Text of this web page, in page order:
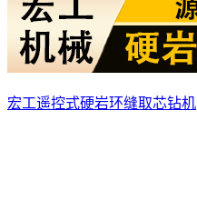
宏工遥控式硬岩环缝取芯钻机